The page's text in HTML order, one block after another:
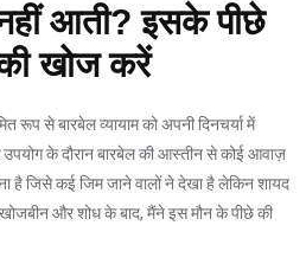
आती? इसके पीछे
खोज करें
रूप से बारबेल व्यायाम को अपनी दिनचर्या में
के दौरान बारबेल की आस्तीन से कोई आवाज़
है जिसे कई जिम जाने वालों ने देखा है लेकिन शायद
और शोध के बाद, मैंने इस मौन के पीछे की